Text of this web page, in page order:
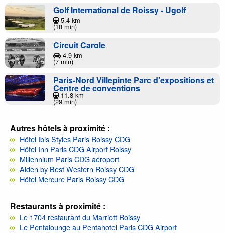
Golf International de Roissy - Ugolf
5.4 km
(18 min)
Circuit Carole
4.9 km
(7 min)
Paris-Nord Villepinte Parc d'expositions et
Centre de conventions
11.8 km
(29 min)
Autres hôtels à proximité :
Hôtel Ibis Styles Paris Roissy CDG
Hôtel Inn Paris CDG Airport Roissy
Millennium Paris CDG aéroport
Aiden by Best Western Roissy CDG
Hôtel Mercure Paris Roissy CDG
Restaurants à proximité :
Le 1704 restaurant du Marriott Roissy
Le Pentalounge au Pentahotel Paris CDG Airport